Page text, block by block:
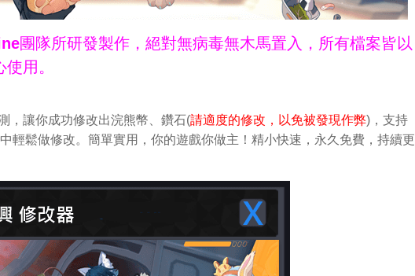
團隊所研發製作，絕對無病毒無木馬置入，所有檔案皆以
用。
，讓你成功修改出浣熊幣、鑽石(請適度的修改，以免被發現作弊)，支持
輕鬆做修改。簡單實用，你的遊戲你做主！精小快速，永久免費，持續更